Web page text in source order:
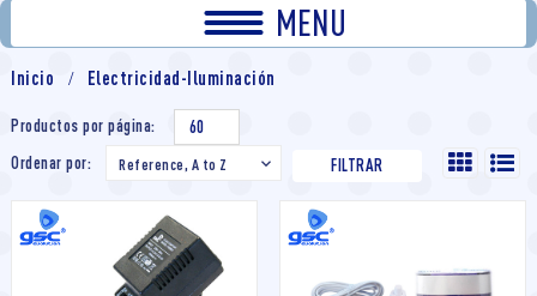
MENU
Inicio Electricidad-Iluminación
Productos por página:
60
Ordenar por:
Reference, A to Z  FILTRAR